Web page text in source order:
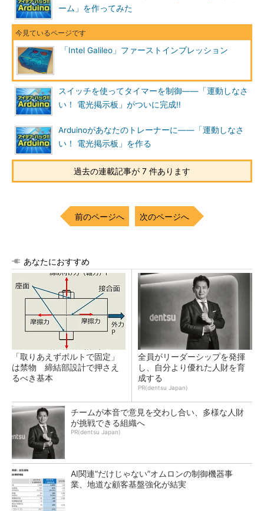
ーム」を作ってみた
「Intel Galileo」ファーストインプレッション
スイッチを使ってタイマーを制御――「運動しなさ
い！ 電光掲示板」がついに完成!!
Arduinoがあなたのトレーナーに――「運動しなさ
い！ 電光掲示板」を作る
過去の連載記事が 7 件あります
前のページへ 次のページへ
あなたにおすすめ
「取りあえずボルトで固定」
は禁物 締結部設計で押さえ
るべき基本
全員がリーダーシップを発揮
し、自分より優れた人財を育
成する
PR(dentsu Japan)
チームが本音で意見を交わし合い、多様な人財
が挑戦できる組織へ
PR(dentsu Japan)
AI関連“だけじゃない”オムロンの制御機器事
業、地道な顧客基盤強化が結実